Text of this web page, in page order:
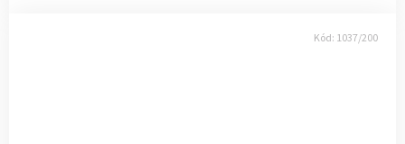
Kód: 1037/200